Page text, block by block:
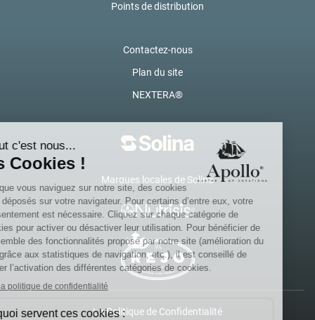
Points de distribution
Contactez-nous
Plan du site
NEXTERA®
Marques locales de Solina
La Politique de Confidentialité